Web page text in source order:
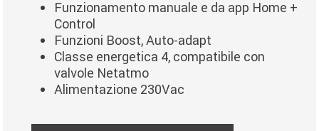
Funzionamento manuale e da app Home +
Control
Funzioni Boost, Auto-adapt
Classe energetica 4, compatibile con
valvole Netatmo
Alimentazione 230Vac